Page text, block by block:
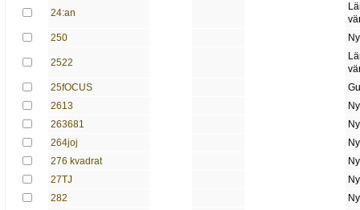
24:an
250
2522
25fOCUS
2613
263681
264joj
276 kvadrat
27TJ
282